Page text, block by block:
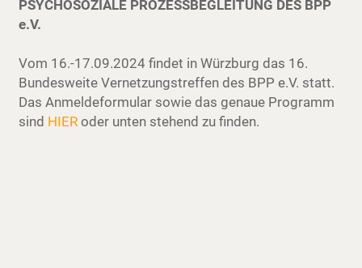
PSYCHOSOZIALE PROZESSBEGLEITUNG DES BPP
e.V.
Vom 16.-17.09.2024 findet in Würzburg das 16.
Bundesweite Vernetzungstreffen des BPP e.V. statt.
Das Anmeldeformular sowie das genaue Programm
sind HIERoder unten stehend zu finden.